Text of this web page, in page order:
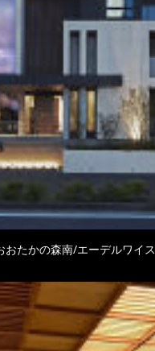
たかの森南/エーデルワイス